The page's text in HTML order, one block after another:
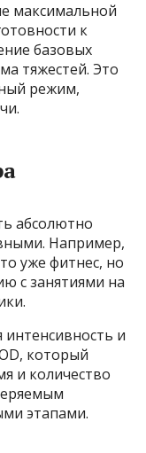
максимальной
к
базовых
тяжестей. Это
режим,
абсолютно
Например,
уже фитнес, но
с занятиями на
интенсивность и
который
и количество
этапами.